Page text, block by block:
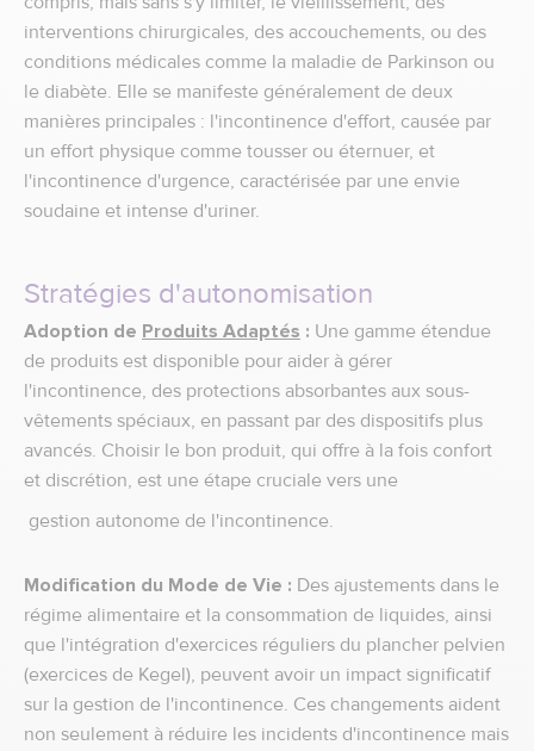
interventions chirurgicales, des accouchements, ou des
conditions médicales comme la maladie de Parkinson ou
le diabète. Elle se manifeste généralement de deux
manières principales : l'incontinence d'effort, causée par
un effort physique comme tousser ou éternuer, et
l'incontinence d'urgence, caractérisée par une envie
soudaine et intense d'uriner.
Stratégies d'autonomisation
Adoption de Produits Adaptés : Une gamme étendue
de produits est disponible pour aider à gérer
l'incontinence, des protections absorbantes aux sous-
vêtements spéciaux, en passant par des dispositifs plus
avancés. Choisir le bon produit, qui offre à la fois confort
et discrétion, est une étape cruciale vers une
gestion autonome de l'incontinence.
Modification du Mode de Vie : Des ajustements dans le
régime alimentaire et la consommation de liquides, ainsi
que l'intégration d'exercices réguliers du plancher pelvien
(exercices de Kegel), peuvent avoir un impact significatif
sur la gestion de l'incontinence. Ces changements aident
non seulement à réduire les incidents d'incontinence mais